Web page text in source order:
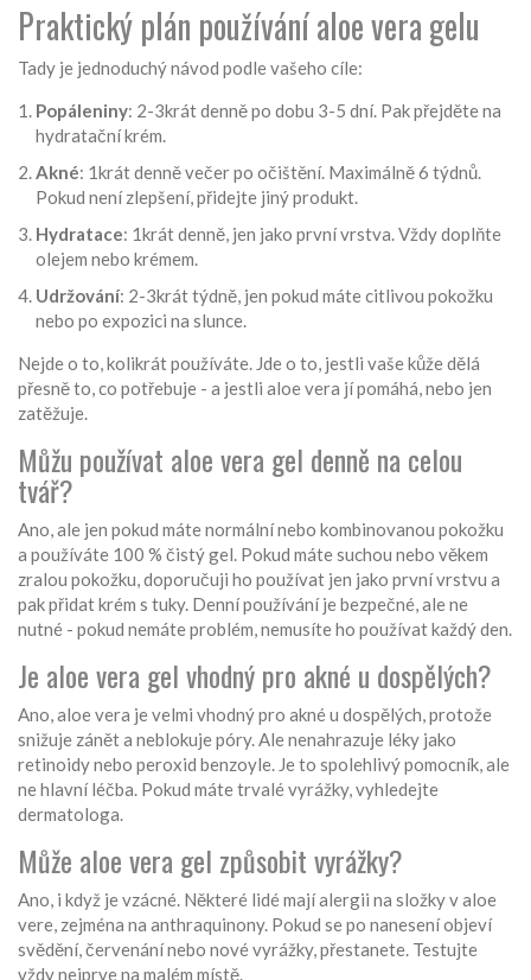
Praktický plán používání aloe vera gelu
Tady je jednoduchý návod podle vašeho cíle:
Popáleniny: 2-3krát denně po dobu 3-5 dní. Pak přejděte na
hydratační krém.
Akné: 1krát denně večer po očištění. Maximálně 6 týdnů.
Pokud není zlepšení, přidejte jiný produkt.
Hydratace: 1krát denně, jen jako první vrstva. Vždy doplňte
olejem nebo krémem.
Udržování: 2-3krát týdně, jen pokud máte citlivou pokožku
nebo po expozici na slunce.
Nejde o to, kolikrát používáte. Jde o to, jestli vaše kůže dělá
přesně to, co potřebuje - a jestli aloe vera jí pomáhá, nebo jen
zatěžuje.
Můžu používat aloe vera gel denně na celou
tvář?
Ano, ale jen pokud máte normální nebo kombinovanou pokožku
a používáte 100 % čistý gel. Pokud máte suchou nebo věkem
zralou pokožku, doporučuji ho používat jen jako první vrstvu a
pak přidat krém s tuky. Denní používání je bezpečné, ale ne
nutné - pokud nemáte problém, nemusíte ho používat každý den.
Je aloe vera gel vhodný pro akné u dospělých?
Ano, aloe vera je velmi vhodný pro akné u dospělých, protože
snižuje zánět a neblokuje póry. Ale nenahrazuje léky jako
retinoidy nebo peroxid benzoyle. Je to spolehlivý pomocník, ale
ne hlavní léčba. Pokud máte trvalé vyrážky, vyhledejte
dermatologa.
Může aloe vera gel způsobit vyrážky?
Ano, i když je vzácné. Některé lidé mají alergii na složky v aloe
vere, zejména na anthraquinony. Pokud se po nanesení objeví
svědění, červenání nebo nové vyrážky, přestanete. Testujte
vždy nejprve na malém místě.